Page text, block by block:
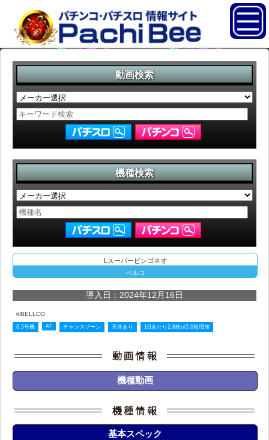
動画検索
機種検索
Lスーパービンゴネオ
ベルコ
導入日：2024年12月16日
©BELLCO
6.5号機 AT チャンスゾーン 天井あり 1Gあたり2.8枚or5.0枚増加
機種動画
基本スペック